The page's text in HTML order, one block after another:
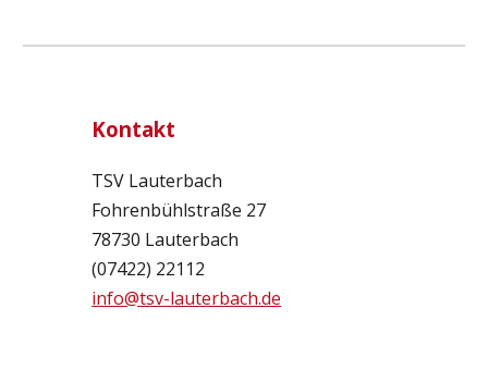
Kontakt
TSV Lauterbach
Fohrenbühlstraße 27
78730 Lauterbach
(07422) 22112
info@tsv-lauterbach.de